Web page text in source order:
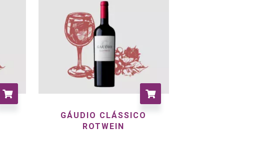
GÁUDIO CLÁSSICO
ROTWEIN